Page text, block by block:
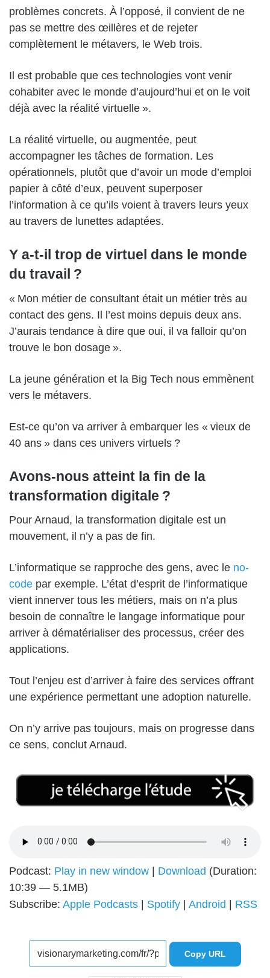
problèmes concrets. À l’opposé, il convient de ne
pas se mettre des œillères et de rejeter
complètement le métavers, le Web trois.
Il est probable que ces technologies vont venir
cohabiter avec le monde d’aujourd’hui et on le voit
déjà avec la réalité virtuelle ».
La réalité virtuelle, ou augmentée, peut
accompagner les tâches de formation. Les
opérationnels, plutôt que d’avoir un mode d’emploi
papier à côté d’eux, peuvent superposer
l’information à ce qu’ils voient à travers leurs yeux
au travers de lunettes adaptées.
Y a-t-il trop de virtuel dans le monde
du travail ?
« Mon métier de consultant était un métier très au
contact des gens. Il l’est moins depuis deux ans.
J’aurais tendance à dire que oui, il va falloir qu’on
trouve le bon dosage ».
La jeune génération et la Big Tech nous emmènent
vers le métavers.
Est-ce qu’on va arriver à embarquer les « vieux de
40 ans » dans ces univers virtuels ?
Avons-nous atteint la fin de la
transformation digitale ?
Pour Arnaud, la transformation digitale est un
mouvement, il n’y a pas de fin.
L’informatique se rapproche des gens, avec le no-
code par exemple. L’état d’esprit de l’informatique
vient innerver tous les métiers, mais on n’a plus
besoin de connaître le langage informatique pour
arriver à dématérialiser des processus, créer des
applications.
Tout l’enjeu est d’arriver à faire des services offrant
une expérience permettant une adoption naturelle.
On n’y arrive pas toujours, mais on progresse dans
ce sens, conclut Arnaud.
Podcast: Play in new window | Download (Duration:
10:39 — 5.1MB)
Subscribe: Apple Podcasts | Spotify | Android | RSS
Copy URL